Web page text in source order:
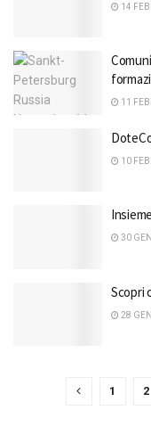
14
11
10
30
Scopri
28
1 2